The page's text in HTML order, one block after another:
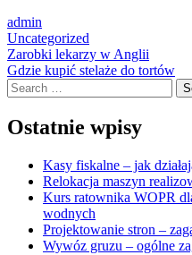
admin
Uncategorized
Post
navigation
Zarobki lekarzy w Anglii
Gdzie kupić stelaże do tortów
Search
Ostatnie wpisy
Kasy fiskalne – jak
Relokacja maszyn
Kurs ratownika WOPR
wodnych
Projektowanie stron –
Wywóz gruzu – ogólne